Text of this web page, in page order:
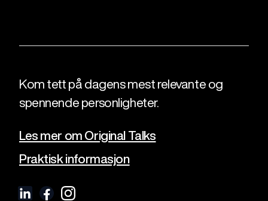
Kom tett på dagens mest relevante og
spennende personligheter.
Les mer om Original Talks
Praktisk informasjon